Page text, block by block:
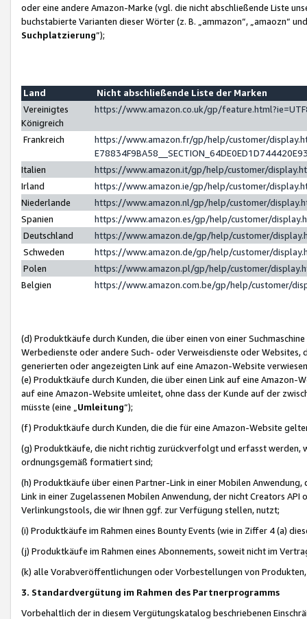
oder eine andere Amazon-Marke (vgl. die nicht abschließende Liste
buchstabierte Varianten dieser Wörter (z. B. „ammazon“, „amaozn“
Suchplatzierung”);
Land
Nicht abschließende Liste der Marken
Vereinigtes
Königreich
https://www.amazon.co.uk/gp/
Frankreich
https://www.amazon.fr/gp/help/customer/
Italien
https://www.amazon.it/gp/help/customer/
Irland
https://www.amazon.ie/gp/help/customer/
Niederlande
https://www.amazon.nl/gp/help/customer/
Spanien
https://www.amazon.es/gp/help/customer/
Deutschland
https://www.amazon.de/gp/help/customer/
Schweden
https://www.amazon.de/gp/help/customer/
Polen
https://www.amazon.pl/gp/help/customer/
Belgien
https://www.amazon.com.be/gp/help/customer/
(d) Produktkäufe durch Kunden, die über einen von einer
Werbedienste oder andere Such- oder Verweisdienste oder Websites,
generierten oder angezeigten Link auf eine Amazon-Website
(e) Produktkäufe durch Kunden, die über einen Link auf eine
auf eine Amazon-Website umleitet, ohne dass der Kunde auf der
müsste (eine „ Umleitung“);
(f) Produktkäufe durch Kunden, die die für eine Amazon-Website
(g) Produktkäufe, die nicht richtig zurückverfolgt und erfasst werden,
ordnungsgemäß formatiert sind;
(h) Produktkäufe über einen Partner-Link in einer Mobilen
Link in einer Zugelassenen Mobilen Anwendung, der nicht Creators
Verlinkungstools, die wir Ihnen ggf. zur Verfügung stellen, nutzt;
(i) Produktkäufe im Rahmen eines Bounty Events (wie in Ziffer 4 (a)
(j) Produktkäufe im Rahmen eines Abonnements, soweit nicht im
(k) alle Vorabveröffentlichungen oder Vorbestellungen von
3. Standardvergütung im Rahmen des Partnerprogramms
Vorbehaltlich der in diesem Vergütungskatalog beschriebenen